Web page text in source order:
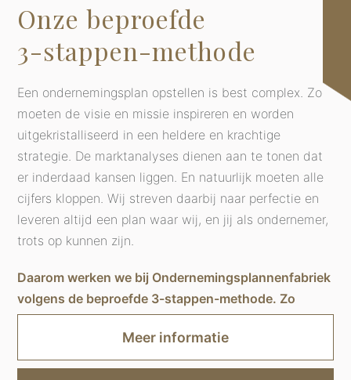
Onze beproefde
3-stappen-methode
Een ondernemingsplan opstellen is best complex. Zo
moeten de visie en missie inspireren en worden
uitgekristalliseerd in een heldere en krachtige
strategie. De marktanalyses dienen aan te tonen dat
er inderdaad kansen liggen. En natuurlijk moeten alle
cijfers kloppen. Wij streven daarbij naar perfectie en
leveren altijd een plan waar wij, en jij als ondernemer,
trots op kunnen zijn.
Daarom werken we bij Ondernemingsplannenfabriek
volgens de beproefde 3-stappen-methode. Zo
kunnen we jouw ideeën optimaal presenteren,
ongeacht hun complexiteit.
Meer informatie